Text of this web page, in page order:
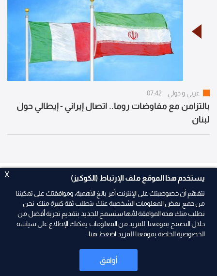
عربي و دولي 07:42
بالتزامن مع مفاوضات روما.. اتصال إيراني - إيطالي حول
لبنان
حمّل تطبيقنا الجديد
كل الأخبار والبرامج في مكان واحد شاهد برامجك المفضلة
X يستخدم هذا الموقع ملف الإرتباط (الكوكيز)
نتفهّم أن خصوصيتك على الإنترنت أمر بالغ الأهمية، وموافقتك على تمكيننا
من جمع بعض المعلومات الشخصية عنك يتطلب ثقة كبيرة منك. نحن
نطلب منك هذه الموافقة لأنها ستسمح للجديد بتقديم تجربة أفضل من
خلال التصفح بموقعنا. للمزيد من المعلومات يمكنك الإطلاع على سياسة
الخصوصية الخاصة بموقعنا للمزيد اضغط هنا
أوافق